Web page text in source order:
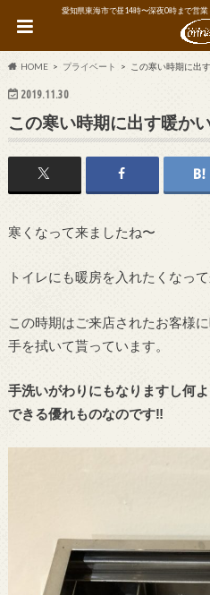
愛知県東海市で昼14時〜深夜0時まで営
HOME プライベート この寒い時期に出
2019.11.30
この寒い時期に出す暖か
寒くなって来ましたね〜
トイレにも暖房を入れたくなっ
この時期はご来店されたお客様
手を拭いて貰っています。
手洗いがわりにもなりますし何
できる優れものなのです‼︎